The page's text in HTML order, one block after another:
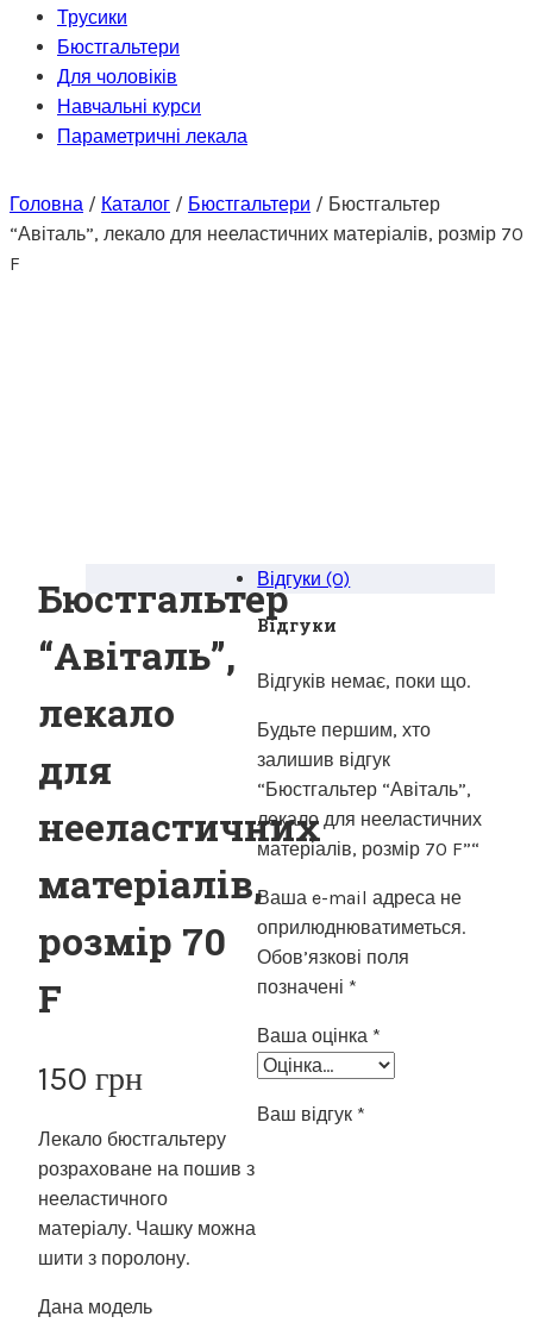
Трусики
Бюстгальтери
Для чоловіків
Навчальні курси
Параметричні лекала
Головна / Каталог / Бюстгальтери / Бюстгальтер
“Авіталь”, лекало для нееластичних матеріалів, розмір 70
F
Бюстгальтер
“Авіталь”,
лекало
для
нееластичних
матеріалів,
розмір 70
F
150 грн
Лекало бюстгальтеру
розраховане на пошив з
нееластичного
матеріалу. Чашку можна
шити з поролону.
Дана модель
Відгуки (0)
Відгуки
Відгуків немає, поки що.
Будьте першим, хто
залишив відгук
“Бюстгальтер “Авіталь”,
лекало для нееластичних
матеріалів, розмір 70 F”“
Ваша e-mail адреса не
оприлюднюватиметься.
Обов’язкові поля
позначені *
Ваша оцінка *
Ваш відгук *